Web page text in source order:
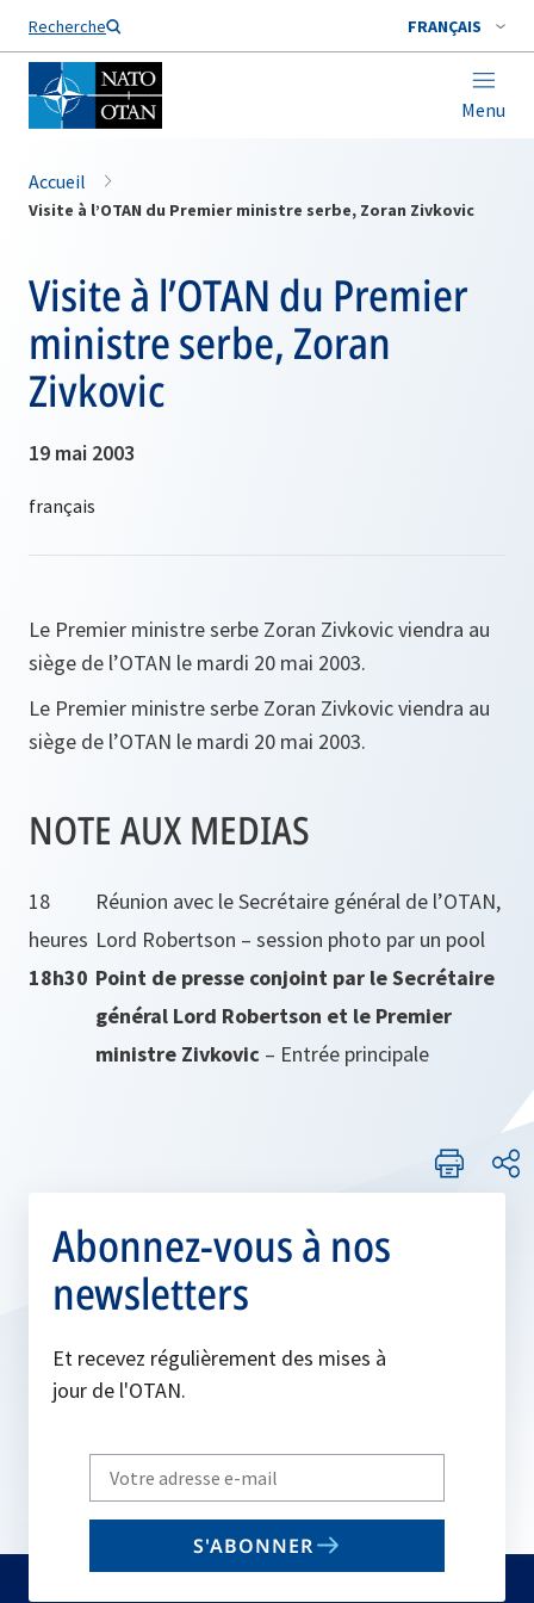
Recherche FRANÇAIS
Menu
Nom de famille*
Accueil
Visite à l’OTAN du Premier ministre serbe, Zoran Zivkovic
Visite à l’OTAN du Premier
ministre serbe, Zoran
Zivkovic
19 mai 2003
Le Premier ministre serbe Zoran Zivkovic viendra au
siège de l’OTAN le mardi 20 mai 2003.
Le Premier ministre serbe Zoran Zivkovic viendra au
siège de l’OTAN le mardi 20 mai 2003.
NOTE AUX MEDIAS
18
heures
Réunion avec le Secrétaire général de l’OTAN,
Lord Robertson – session photo par un pool
18h30 Point de presse conjoint par le Secrétaire
général Lord Robertson et le Premier
ministre Zivkovic – Entrée principale
Abonnez-vous à nos
newsletters
Et recevez régulièrement des mises à
jour de l'OTAN.
Write
your
email
S'ABONNER